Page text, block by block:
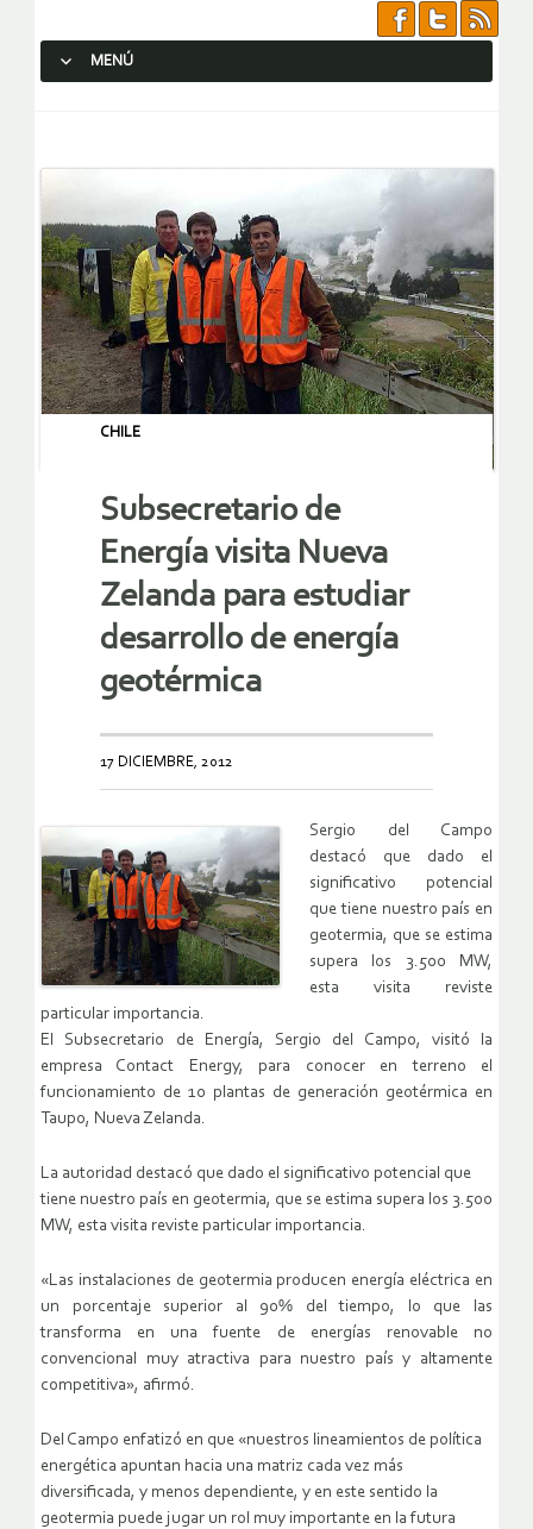
MENÚ
CHILE
Subsecretario de
Energía visita Nueva
Zelanda para estudiar
desarrollo de energía
geotérmica
17 DICIEMBRE, 2012
Sergio del Campo
destacó que dado el
significativo potencial
que tiene nuestro país en
geotermia, que se estima
supera los 3.500 MW,
esta visita reviste
particular importancia.
El Subsecretario de Energía, Sergio del Campo, visitó la
empresa Contact Energy, para conocer en terreno el
funcionamiento de 10 plantas de generación geotérmica en
Taupo, Nueva Zelanda.
La autoridad destacó que dado el significativo potencial que
tiene nuestro país en geotermia, que se estima supera los 3.500
MW, esta visita reviste particular importancia.
«Las instalaciones de geotermia producen energía eléctrica en
un porcentaje superior al 90% del tiempo, lo que las
transforma en una fuente de energías renovable no
convencional muy atractiva para nuestro país y altamente
competitiva», afirmó.
Del Campo enfatizó en que «nuestros lineamientos de política
energética apuntan hacia una matriz cada vez más
diversificada, y menos dependiente, y en este sentido la
geotermia puede jugar un rol muy importante en la futura